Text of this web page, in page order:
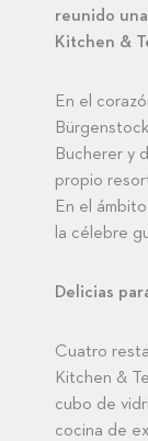
reunido
Kitchen &
En el
Bucherer y
propio
En el
la célebre
Delicias
Cuatro
Kitchen &
cubo de
cocina de